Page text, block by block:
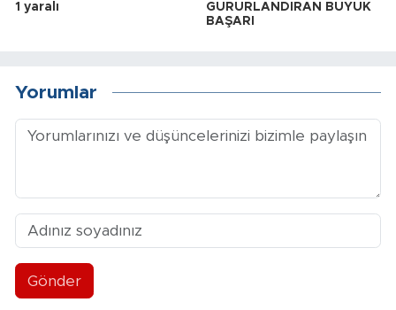
1 yaralı
GURURLANDIRAN BÜYÜK
BAŞARI
Yorumlar
Gönder